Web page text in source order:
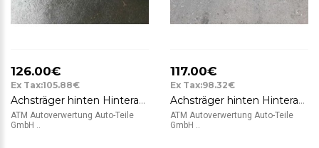
126.00€
Ex Tax:105.88€
Achsträger hinten Hinterachse Peugeot 307cc 3B Cabrio Limousine
ATM Autoverwertung Auto-Teile
GmbH ..
117.00€
Ex Tax:98.32€
Achsträger hinten Hinterachse Peugeot 307CC
ATM Autoverwertung Auto-Teile
GmbH ..